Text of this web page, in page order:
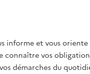
informe et vous oriente
vos
démarches du